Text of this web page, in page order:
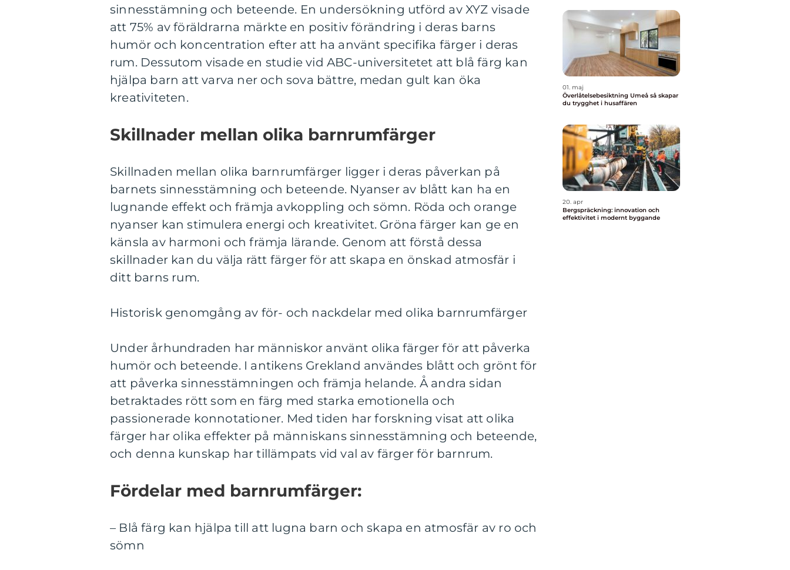
sinnesstämning och beteende. En undersökning utförd av XYZ visade
att 75% av föräldrarna märkte en positiv förändring i deras barns
humör och koncentration efter att ha använt specifika färger i deras
rum. Dessutom visade en studie vid ABC-universitetet att blå färg kan
hjälpa barn att varva ner och sova bättre, medan gult kan öka
kreativiteten.
Skillnader mellan olika barnrumfärger
Skillnaden mellan olika barnrumfärger ligger i deras påverkan på
barnets sinnesstämning och beteende. Nyanser av blått kan ha en
lugnande effekt och främja avkoppling och sömn. Röda och orange
nyanser kan stimulera energi och kreativitet. Gröna färger kan ge en
känsla av harmoni och främja lärande. Genom att förstå dessa
skillnader kan du välja rätt färger för att skapa en önskad atmosfär i
ditt barns rum.
Historisk genomgång av för- och nackdelar med olika barnrumfärger
Under århundraden har människor använt olika färger för att påverka
humör och beteende. I antikens Grekland användes blått och grönt för
att påverka sinnesstämningen och främja helande. Å andra sidan
betraktades rött som en färg med starka emotionella och
passionerade konnotationer. Med tiden har forskning visat att olika
färger har olika effekter på människans sinnesstämning och beteende,
och denna kunskap har tillämpats vid val av färger för barnrum.
Fördelar med barnrumfärger:
– Blå färg kan hjälpa till att lugna barn och skapa en atmosfär av ro och
sömn
01. maj
Överlåtelsebesiktning Umeå så skapar
du trygghet i husaffären
20. apr
Bergspräckning: innovation och
effektivitet i modernt byggande